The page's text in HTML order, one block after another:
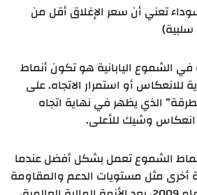
تعني أن سعر الإغلاق أقل من
سلبية)
في الشموع اليابانية هو تكون أنماط
للانعكاس أو استمرار الاتجاه. على
الذي يظهر في نهاية اتجاه
انعكاس وشيك للأعلى.
الشموع تعمل بشكل أفضل عندما
أخرى مثل مستويات الدعم والمقاومة